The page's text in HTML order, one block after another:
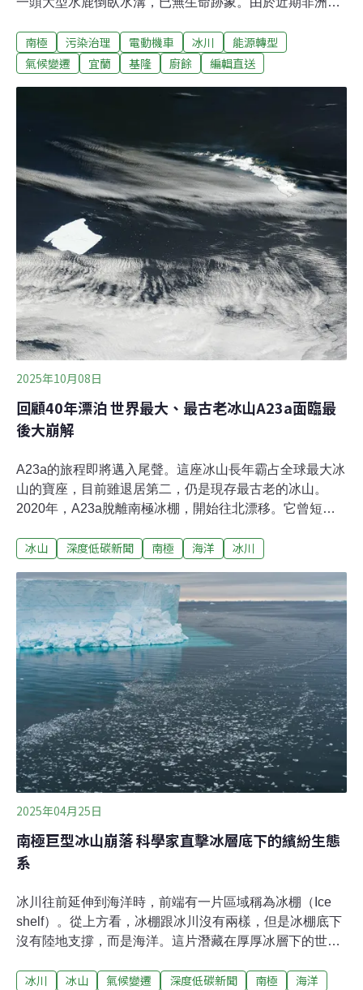
致。彰化縣動物防疫所獲報後已會同鄉公所處理，並澄清
非洲豬瘟僅感染豬隻，水鹿並無感染之虞，屍體已運至溪
明年喊停 換電站及停車位不足引民怨基隆市長謝國樑推出
隆市議員指2年多來電動機車增加了2萬多輛，全國最高，
但停車及換電站等配套都不足，並沒有汰油換電政策，引
發民怨。環保局表示，換電站、充電站目前共129站，持
續建置中。（自由時報報導）
南極 污染治理 電動機車 冰川
能源轉型
氣候變遷
宜蘭 基隆 廚餘 編輯直送
2025年10月08日
回顧40年漂泊 世界最大、最古老冰山A23a面臨最
後大崩解
A23a的旅程即將邁入尾聲。這座冰山長年霸占全球最大冰
山的寶座，目前雖退居第二，仍是現存最古老的冰山。
2020年，A23a脫離南極冰棚，開始往北漂移。它曾短暫
海水中縮小、崩解，可能數週後就會消失。不尋常的誕生
（Filchner Ice Shelf）崩落，面積超過3672平方公里，超
過13個台北市的大小，深達數百公尺，命名為A23a。冰山
是依據崩落位置的象限與順序命名，A23a代表南極大陸A
象限（左上角，南極半島方向）觀察到的第23座冰山。這
是自然現象，但A23a卻極不尋常，因為它「非常、非常
大」，英國艾克斯特大學極地科學家西格特（Martin
Siegert）說。
冰山 深度低碳新聞 南極 海洋 冰川
2025年04月25日
南極巨型冰山崩落 科學家直擊冰層底下的繽紛生態
系
冰川往前延伸到海洋時，前端有一片區域稱為冰棚（Ice
shelf）。從上方看，冰棚跟冰川沒有兩樣，但是冰棚底下
沒有陸地支撐，而是海洋。這片潛藏在厚厚冰層下的世界
洋？解答的契機終於出現。1月13日，南極洲的喬治六世
冰川 冰山 氣候變遷 深度低碳新聞 南極 海洋